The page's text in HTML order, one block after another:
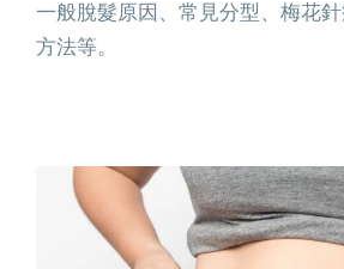
一般脫髮原因、常見分型、梅花
方法等。